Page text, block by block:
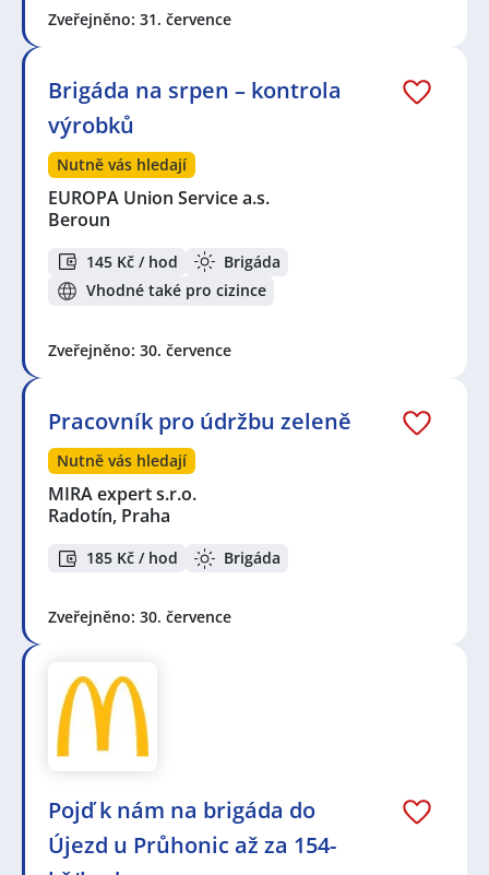
Zveřejněno: 31. července
Brigáda na srpen – kontrola
výrobků
Nutně vás hledají
EUROPA Union Service a.s.
Beroun
145 Kč / hod
Brigáda
Vhodné také pro cizince
Zveřejněno: 30. července
Pracovník pro údržbu zeleně
Nutně vás hledají
MIRA expert s.r.o.
Radotín, Praha
185 Kč / hod Brigáda
Zveřejněno: 30. července
Pojď k nám na brigáda do
Újezd u Průhonic až za 154-